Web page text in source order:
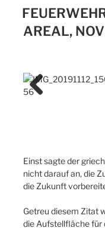
AREAL,
Einst sagte der
nicht darauf an, die
die Zukunft
Getreu diesem Zitat
die Aufstellfläche für